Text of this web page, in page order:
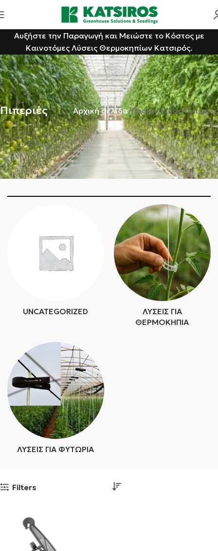
Αυξήστε την Παραγωγή και Μειώστε το Κόστος με
Καινοτόμες Λύσεις Θερμοκηπίων Κατσιρός.
Πιπεριές Αρχική σελίδα Προϊόν Είδος Πιπεριές
UNCATEGORIZED
ΛΎΣΕΙΣ ΓΙΑ
ΘΕΡΜΟΚΉΠΙΑ
ΛΎΣΕΙΣ ΓΙΑ ΦΥΤΏΡΙΑ
Filters